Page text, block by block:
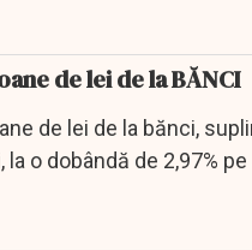
de lei de la BĂNCI
de lei de la bănci,
o dobândă de 2,97%